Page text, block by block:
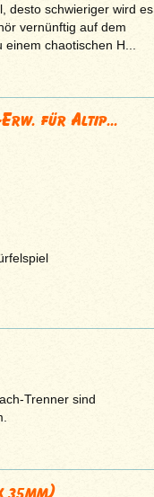
desto schwieriger wird es,
vernünftig auf dem
chaotischen H...
für Altip...
Trenner sind
35mm)